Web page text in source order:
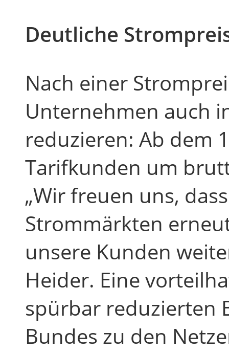
Deutliche
Nach einer
Unternehmen auch
reduzieren: Ab dem
Tarifkunden um
„Wir freuen uns,
Strommärkten
unsere Kunden
Heider. Eine
spürbar reduzierten
Bundes zu den